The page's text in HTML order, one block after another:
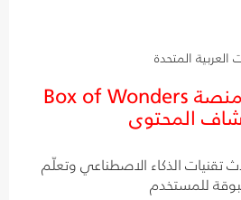
شبكة OSN تطلق منصة Box of Wonders
المحتوى
تقنيات الذكاء الاصطناعي وتعلّم
للمستخدم